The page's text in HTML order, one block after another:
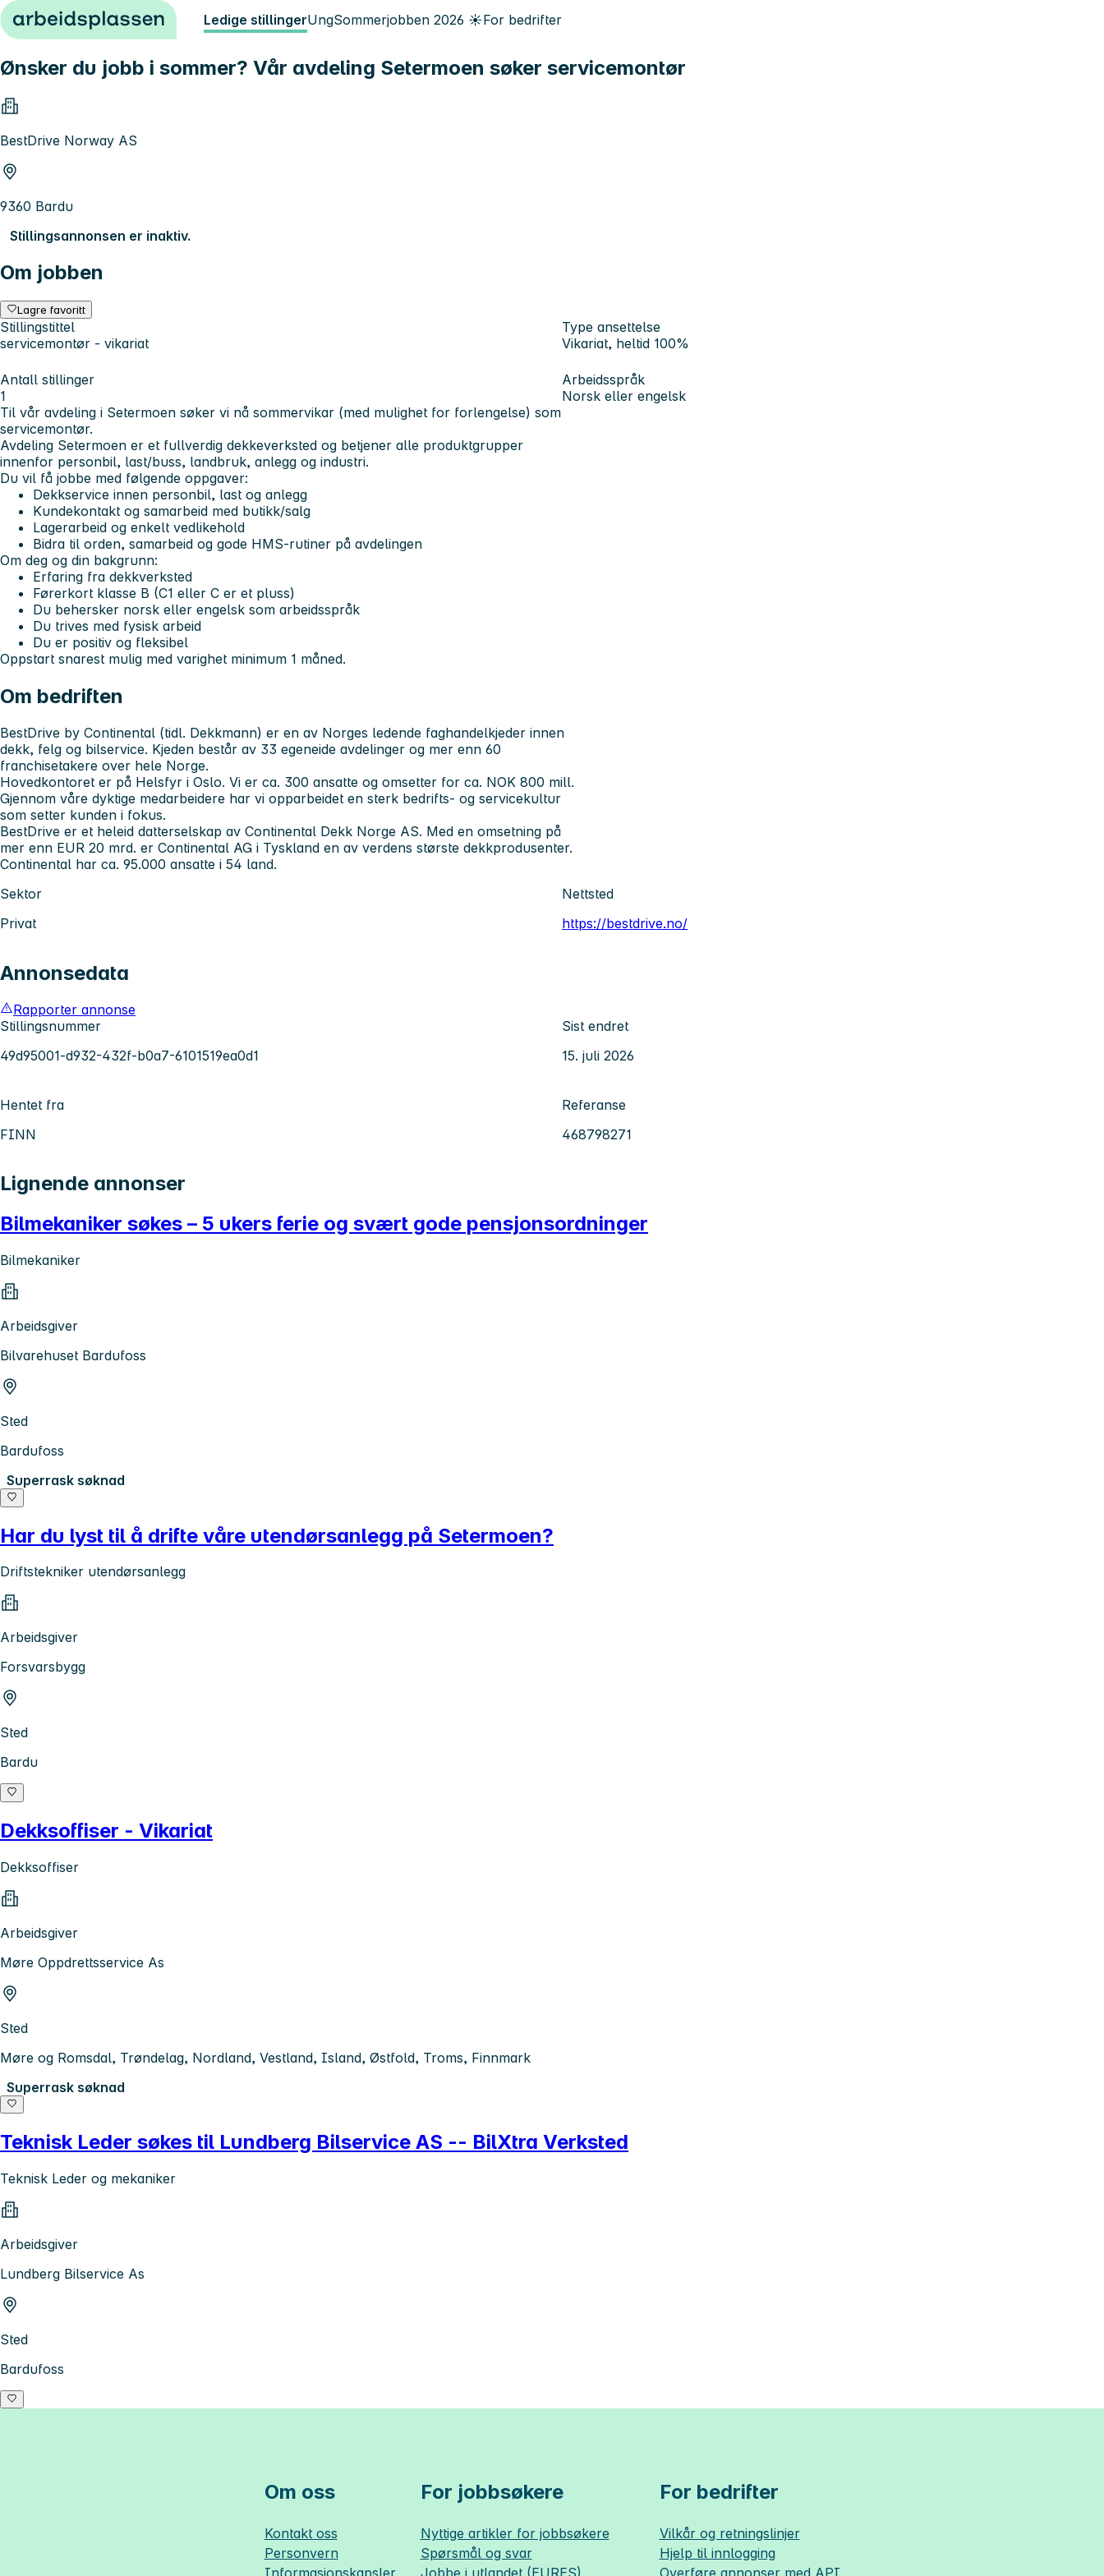
Hopp til innhold Ledige stillingerUngSommerjobben 2026 ☀️For bedrifter
Ønsker du jobb i sommer? Vår avdeling Setermoen søker servicemontør
BestDrive Norway AS
9360 Bardu
Stillingsannonsen er inaktiv.
Om jobben
Lagre favoritt
Stillingstittel
servicemontør - vikariat
Type ansettelse
Vikariat, heltid 100%
Antall stillinger
1
Arbeidsspråk
Norsk eller engelsk
Til vår avdeling i Setermoen søker vi nå sommervikar (med mulighet for forlengelse) som
servicemontør.
Avdeling Setermoen er et fullverdig dekkeverksted og betjener alle produktgrupper
innenfor personbil, last/buss, landbruk, anlegg og industri.
Du vil få jobbe med følgende oppgaver:
Dekkservice innen personbil, last og anlegg
Kundekontakt og samarbeid med butikk/salg
Lagerarbeid og enkelt vedlikehold
Bidra til orden, samarbeid og gode HMS-rutiner på avdelingen
Om deg og din bakgrunn:
Erfaring fra dekkverksted
Førerkort klasse B (C1 eller C er et pluss)
Du behersker norsk eller engelsk som arbeidsspråk
Du trives med fysisk arbeid
Du er positiv og fleksibel
Oppstart snarest mulig med varighet minimum 1 måned.
Om bedriften
BestDrive by Continental (tidl. Dekkmann) er en av Norges ledende faghandelkjeder innen
dekk, felg og bilservice. Kjeden består av 33 egeneide avdelinger og mer enn 60
franchisetakere over hele Norge.
Hovedkontoret er på Helsfyr i Oslo. Vi er ca. 300 ansatte og omsetter for ca. NOK 800 mill.
Gjennom våre dyktige medarbeidere har vi opparbeidet en sterk bedrifts- og servicekultur
som setter kunden i fokus.
BestDrive er et heleid datterselskap av Continental Dekk Norge AS. Med en omsetning på
mer enn EUR 20 mrd. er Continental AG i Tyskland en av verdens største dekkprodusenter.
Continental har ca. 95.000 ansatte i 54 land.
Sektor
Privat
Nettsted
https://bestdrive.no/
Annonsedata
Rapporter annonse
Stillingsnummer
49d95001-d932-432f-b0a7-6101519ea0d1
Sist endret
15. juli 2026
Hentet fra
FINN
Referanse
468798271
Lignende annonser
Bilmekaniker søkes – 5 ukers ferie og svært gode pensjonsordninger
Bilmekaniker
Arbeidsgiver
Bilvarehuset Bardufoss
Sted
Bardufoss
Superrask søknad
Har du lyst til å drifte våre utendørsanlegg på Setermoen?
Driftstekniker utendørsanlegg
Arbeidsgiver
Forsvarsbygg
Sted
Bardu
Dekksoffiser - Vikariat
Dekksoffiser
Arbeidsgiver
Møre Oppdrettsservice As
Sted
Møre og Romsdal, Trøndelag, Nordland, Vestland, Island, Østfold, Troms, Finnmark
Superrask søknad
Teknisk Leder søkes til Lundberg Bilservice AS -- BilXtra Verksted
Teknisk Leder og mekaniker
Arbeidsgiver
Lundberg Bilservice As
Sted
Bardufoss
Om oss
Kontakt oss
Personvern
Informasjonskapsler
For jobbsøkere
Nyttige artikler for jobbsøkere
Spørsmål og svar
Jobbe i utlandet (EURES)
For bedrifter
Vilkår og retningslinjer
Hjelp til innlogging
Overføre annonser med API